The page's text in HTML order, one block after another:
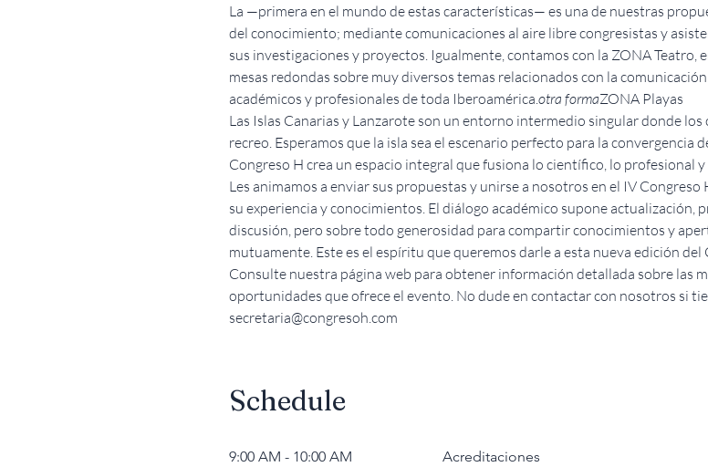
La —primera en el mundo de estas características— es una de nuestras
del conocimiento; mediante comunicaciones al aire libre congresistas y
sus investigaciones y proyectos. Igualmente, contamos con la ZONA Teatro,
mesas redondas sobre muy diversos temas relacionados con la
académicos y profesionales de toda Iberoamérica. otra formaZONA Playas
Las Islas Canarias y Lanzarote son un entorno intermedio singular donde
recreo. Esperamos que la isla sea el escenario perfecto para la convergencia
Congreso H crea un espacio integral que fusiona lo científico, lo profesional
Les animamos a enviar sus propuestas y unirse a nosotros en el IV
su experiencia y conocimientos. El diálogo académico supone actualización,
discusión, pero sobre todo generosidad para compartir conocimientos y
mutuamente. Este es el espíritu que queremos darle a esta nueva edición del
Consulte nuestra página web para obtener información detallada sobre las
oportunidades que ofrece el evento. No dude en contactar con nosotros si
secretaria@congresoh.com
Schedule
9:00 AM - 10:00 AM Acreditaciones